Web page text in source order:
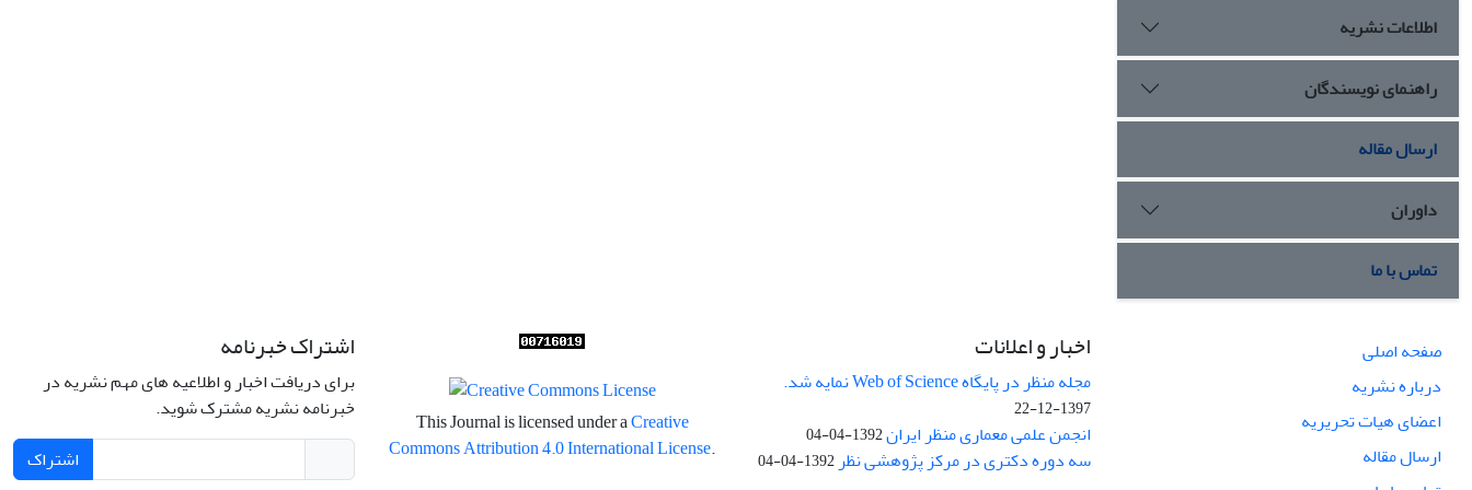
اطلاعات نشریه
راهنمای نویسندگان
ارسال مقاله
داوران
تماس با ما
صفحه اصلی
درباره نشریه
اعضای هیات تحریریه
ارسال مقاله
اخبار و اعلانات
مجله منظر در پایگاه Web of Science نمایه شد.
1397-12-22
انجمن علمی معماری منظر ایران1392-04-04
سه دوره دکتری در مرکز پژوهشی نظر1392-04-04
This Journal is licensed under aCreative
Commons Attribution 4.0 International License.
اشتراک خبرنامه
برای دریافت اخبار و اطلاعیه های مهم نشریه در
خبرنامه نشریه مشترک شوید.
اشتراک